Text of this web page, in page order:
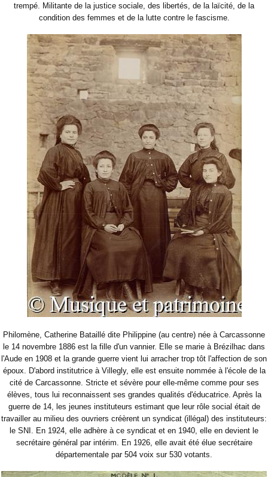
trempé. Militante de la justice sociale, des libertés, de la laïcité, de la
condition des femmes et de la lutte contre le fascisme.
Philomène, Catherine Bataillé dite Philippine (au centre) née à Carcassonne
le 14 novembre 1886 est la fille d'un vannier. Elle se marie à Brézilhac dans
l'Aude en 1908 et la grande guerre vient lui arracher trop tôt l'affection de son
époux. D'abord institutrice à Villegly, elle est ensuite nommée à l'école de la
cité de Carcassonne. Stricte et sévère pour elle-même comme pour ses
élèves, tous lui reconnaissent ses grandes qualités d'éducatrice. Après la
guerre de 14, les jeunes instituteurs estimant que leur rôle social était de
travailler au milieu des ouvriers créèrent un syndicat (illégal) des instituteurs:
le SNI. En 1924, elle adhère à ce syndicat et en 1940, elle en devient le
secrétaire général par intérim. En 1926, elle avait été élue secrétaire
départementale par 504 voix sur 530 votants.